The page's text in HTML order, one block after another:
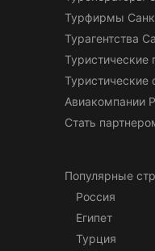
Турфирмы
Турагентства
Туристические
Авиакомпании
Стать
Популярные
Россия
Египет
Турция